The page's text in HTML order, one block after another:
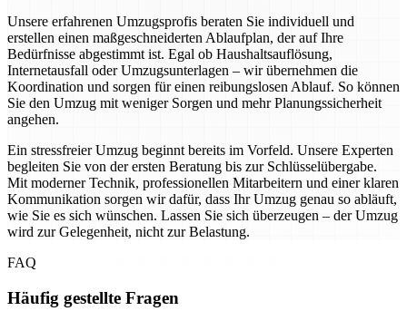
Unsere erfahrenen Umzugsprofis beraten Sie individuell und
erstellen einen maßgeschneiderten Ablaufplan, der auf Ihre
Bedürfnisse abgestimmt ist. Egal ob Haushaltsauflösung,
Internetausfall oder Umzugsunterlagen – wir übernehmen die
Koordination und sorgen für einen reibungslosen Ablauf. So können
Sie den Umzug mit weniger Sorgen und mehr Planungssicherheit
angehen.
Ein stressfreier Umzug beginnt bereits im Vorfeld. Unsere Experten
begleiten Sie von der ersten Beratung bis zur Schlüsselübergabe.
Mit moderner Technik, professionellen Mitarbeitern und einer klaren
Kommunikation sorgen wir dafür, dass Ihr Umzug genau so abläuft,
wie Sie es sich wünschen. Lassen Sie sich überzeugen – der Umzug
wird zur Gelegenheit, nicht zur Belastung.
FAQ
Häufig gestellte Fragen